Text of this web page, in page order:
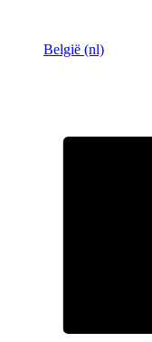
België (nl)